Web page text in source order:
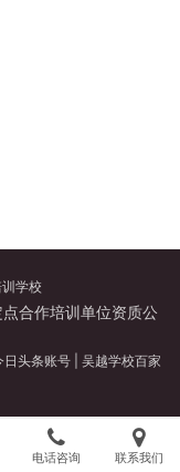
学校
合作培训单位资质公
日头条账号
吴越学校百家
电话咨询 联系我们